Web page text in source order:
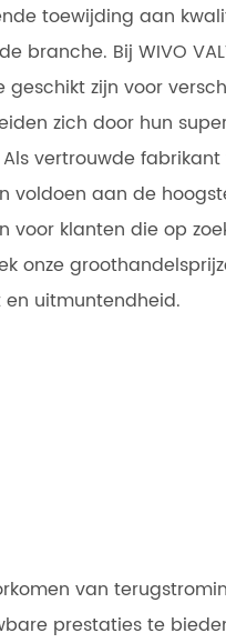
toewijding aan
branche. Bij WIVO
zijn voor
zich door hun
vertrouwde fabrikant
voldoen aan de
voor klanten die op
onze
en uitmuntendheid.
van
prestaties te